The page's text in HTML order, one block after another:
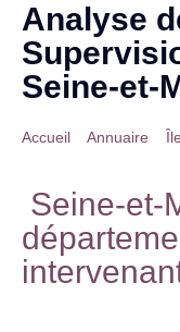
Analyse
Seine-et-
Accueil Annuaire
Seine-et-